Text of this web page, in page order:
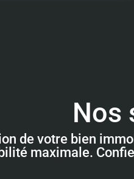
Nos
de votre bien
maximale.